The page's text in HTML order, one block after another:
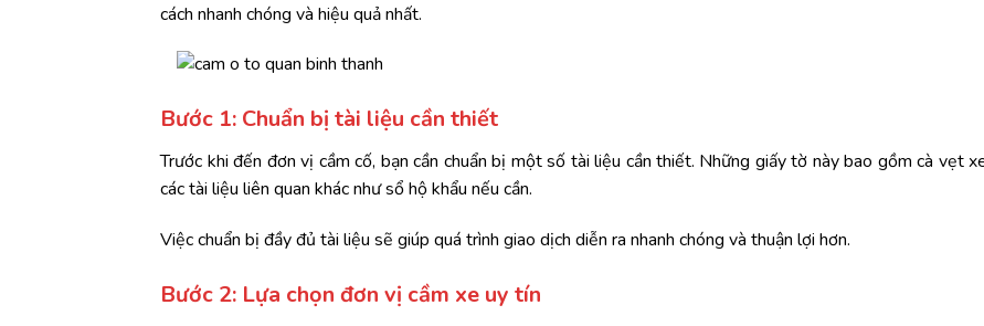
cách nhanh chóng và hiệu quả nhất.
Bước 1: Chuẩn bị tài liệu cần thiết
Trước khi đến đơn vị cầm cố, bạn cần chuẩn bị một số tài liệu cần thiết. Những giấy tờ này bao gồm cà vẹt
các tài liệu liên quan khác như sổ hộ khẩu nếu cần.
Việc chuẩn bị đầy đủ tài liệu sẽ giúp quá trình giao dịch diễn ra nhanh chóng và thuận lợi hơn.
Bước 2: Lựa chọn đơn vị cầm xe uy tín